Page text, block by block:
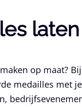
op maat? Bij
medailles met